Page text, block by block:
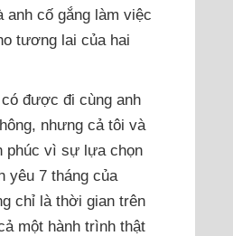
anh cố gắng làm việc
tương lai của hai
được đi cùng anh
nhưng cả tôi và
phúc vì sự lựa chọn
yêu 7 tháng của
chỉ là thời gian trên
một hành trình thật